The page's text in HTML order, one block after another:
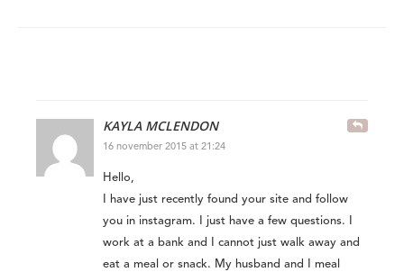
KAYLA MCLENDON
16 november 2015 at 21:24
Hello,
I have just recently found your site and follow
you in instagram. I just have a few questions. I
work at a bank and I cannot just walk away and
eat a meal or snack. My husband and I meal